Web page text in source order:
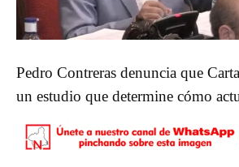
Pedro Contreras denuncia que
un estudio que determine cómo